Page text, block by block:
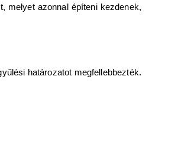
melyet azonnal építeni kezdenek,
határozatot megfellebbezték.